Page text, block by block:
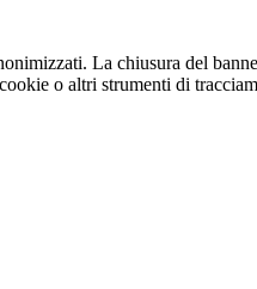
La chiusura del
o altri strumenti di